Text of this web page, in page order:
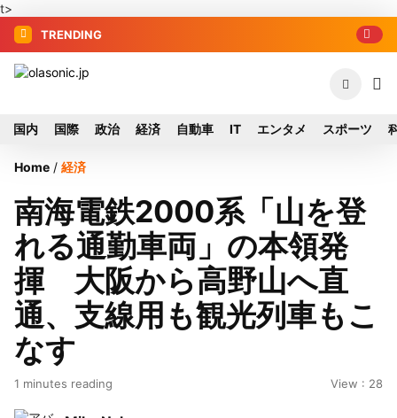
t>
TRENDING
国内 国際 政治 経済 自動車 IT エンタメ スポーツ
Home / 経済
南海電鉄2000系「山を登
れる通勤車両」の本領発
揮 大阪から高野山へ直
通、支線用も観光列車もこ
なす
1 minutes reading View : 28